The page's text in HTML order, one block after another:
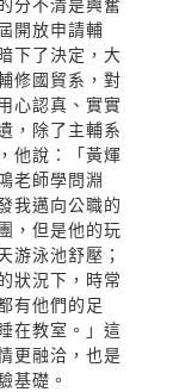
開放申請輔
下了決定，大
修國貿系，對
心認真、實實
，除了主輔系
他說：「黃煇
老師學問淵
我邁向公職的
，但是他的玩
游泳池舒壓；
狀況下，時常
有他們的足
在教室。」這
更融洽，也是
基礎。